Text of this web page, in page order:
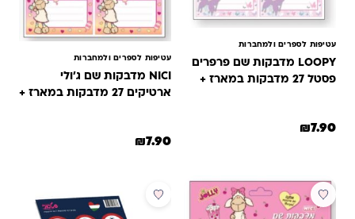
עטיפות לספרים ולמחברות
LOOPY מדבקות שם פרפרים
פסטל 27 מדבקות במארז +
₪7.90
עטיפות לספרים ולמחברות
NICI מדבקות שם ג'ולי
ארטיקים 27 מדבקות במארז +
₪7.90